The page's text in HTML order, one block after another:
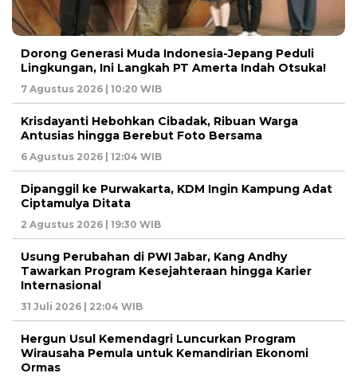
Dorong Generasi Muda Indonesia-Jepang Peduli
Lingkungan, Ini Langkah PT Amerta Indah Otsuka!
7 Agustus 2026 | 10:20 WIB
Krisdayanti Hebohkan Cibadak, Ribuan Warga
Antusias hingga Berebut Foto Bersama
6 Agustus 2026 | 12:04 WIB
Dipanggil ke Purwakarta, KDM Ingin Kampung Adat
Ciptamulya Ditata
2 Agustus 2026 | 19:30 WIB
Usung Perubahan di PWI Jabar, Kang Andhy
Tawarkan Program Kesejahteraan hingga Karier
Internasional
31 Juli 2026 | 22:04 WIB
Hergun Usul Kemendagri Luncurkan Program
Wirausaha Pemula untuk Kemandirian Ekonomi
Ormas